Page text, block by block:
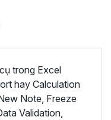
trong Excel
hay Calculation
Note, Freeze
Validation,